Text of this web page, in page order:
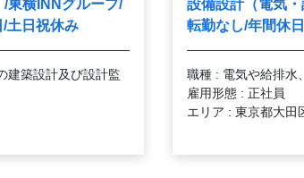
東横INNグループ/
土日祝休み
建築設計及び設計監
設備設計（電気
転勤なし/年間休
職種 : 電気や給排水
雇用形態 : 正社員
エリア : 東京都大田